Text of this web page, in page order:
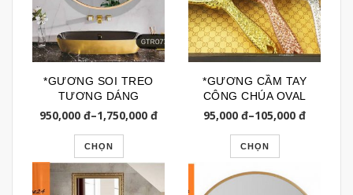
*GƯƠNG SOI TREO
TƯƠNG DÁNG
TRÒN VIỀN KIM
GTR077N
950,000 đ–1,750,000 đ
CHỌN
*GƯƠNG CẦM TAY
CÔNG CHÚA OVAL
137 (CODE:
95,000 đ–105,000 đ
CHỌN